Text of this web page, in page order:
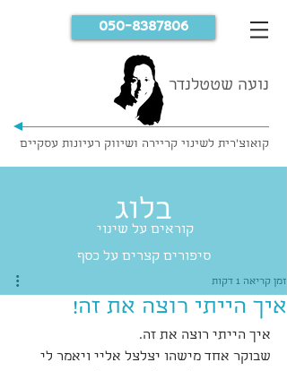
נועה שטטלנדר
קואוצ'רית לשינוי קריירה ושיווק רעיונות עסקיים
050-8387806
איך הייתי רוצה את זה!
זמן קריאה 1 דקות
איך הייתי רוצה את זה.
שבוקר אחד מישהו יצלצל אליי ויאמר לי
קוראים על שינוי
סיפורים קצרים על כסף
בלוג